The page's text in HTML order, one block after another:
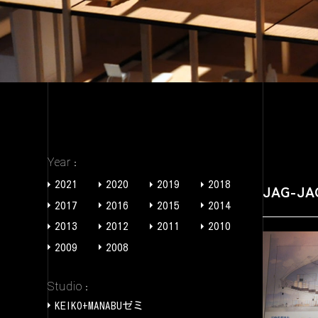
Year
2021 2020 2019
2018
2017
2016 2015
2014
2013
2012 2011
2010
2009
2008
Studio
KEIKO+MANABUゼミ
JAG-